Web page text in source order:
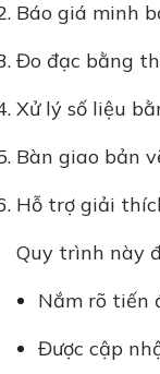
Báo giá minh
Đo đạc bằng
Xử lý số liệu
Bàn giao bản
Hỗ trợ giải
Quy trình này
Nắm rõ tiến
Được cập